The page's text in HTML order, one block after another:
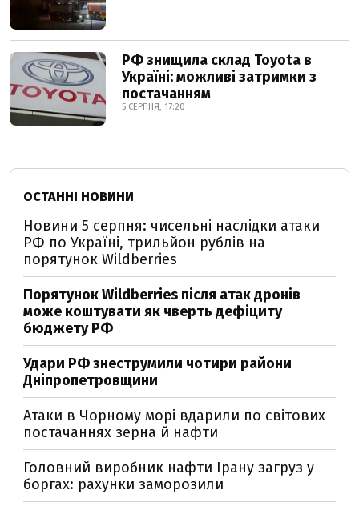
РФ знищила склад Toyota в
Україні: можливі затримки з
постачанням
5 СЕРПНЯ, 17:20
ОСТАННІ НОВИНИ
Новини 5 серпня: чисельні наслідки атаки
РФ по Україні, трильйон рублів на
порятунок Wildberries
Порятунок Wildberries після атак дронів
може коштувати як чверть дефіциту
бюджету РФ
Удари РФ знеструмили чотири райони
Дніпропетровщини
Атаки в Чорному морі вдарили по світових
постачаннях зерна й нафти
Головний виробник нафти Ірану загруз у
боргах: рахунки заморозили